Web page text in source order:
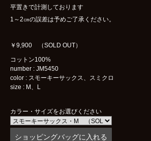
平置きで計測しております
1～2㎝の誤差は予めご了承ください。
￥9,900 （SOLD OUT）
コットン100%
number : JM5450
color : スモーキーサックス、スミクロ
size : M、L
カラー・サイズをお選びください